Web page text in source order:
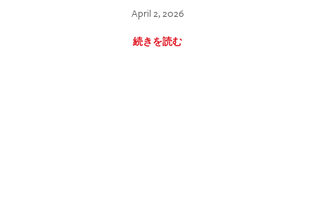
April 2, 2026
続きを読む